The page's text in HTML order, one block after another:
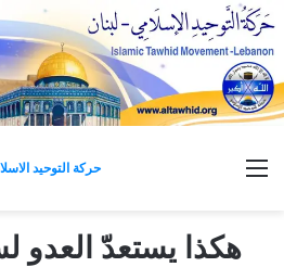
حركة التوحيد القائمة
هكذا يستعدّ العدو